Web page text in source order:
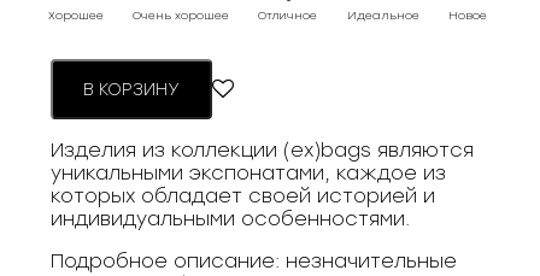
Хорошее Очень хорошее Отличное Идеальное Новое
В КОРЗИНУ
Изделия из коллекции (ex)bags являются
уникальными экспонатами, каждое из
которых обладает своей историей и
индивидуальными особенностями.
Подробное описание: незначительные